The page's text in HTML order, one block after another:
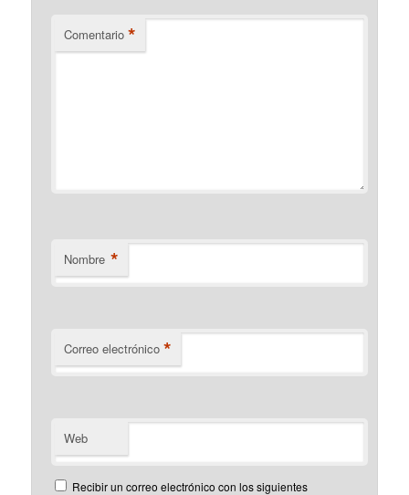
Comentario *
Nombre *
Correo electrónico *
Web
Recibir un correo electrónico con los siguientes